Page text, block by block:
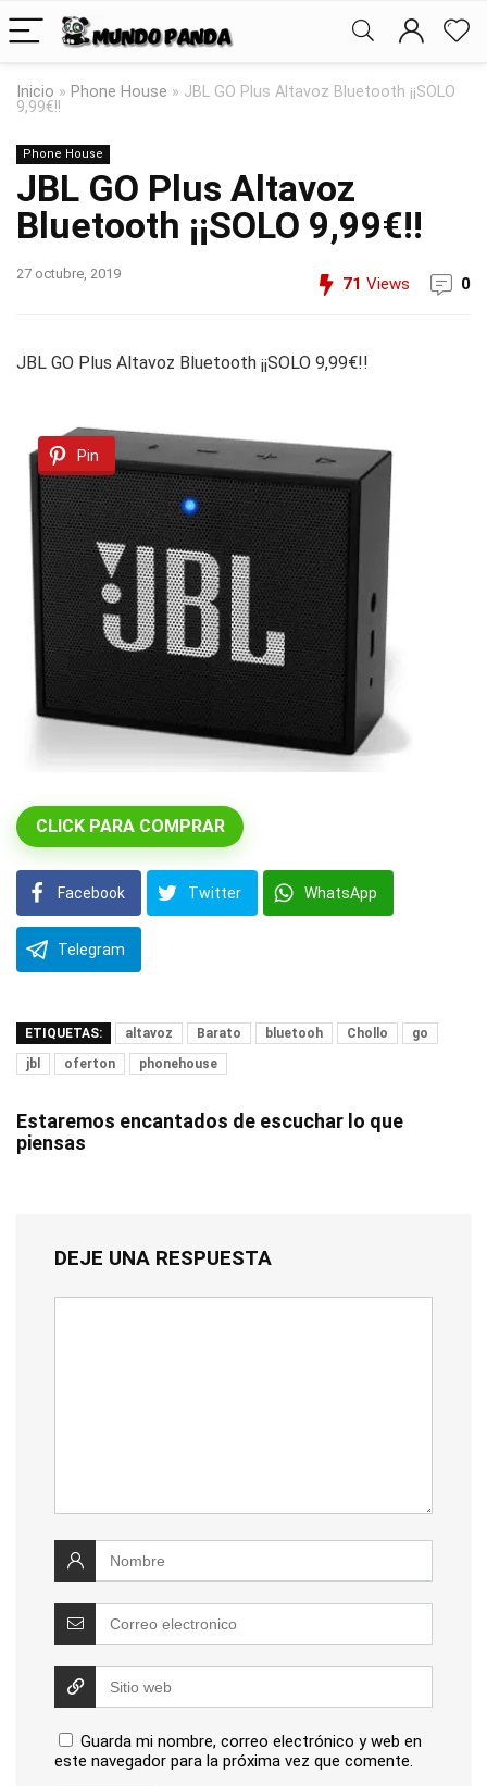
Inicio » Phone House » JBL GO Plus Altavoz Bluetooth ¡¡SOLO
9,99€!!
Phone House
JBL GO Plus Altavoz
Bluetooth ¡¡SOLO 9,99€!!
27 octubre, 2019
71 Views 0
JBL GO Plus Altavoz Bluetooth ¡¡SOLO 9,99€!!
Pin
CLICK PARA COMPRAR
Facebook Twitter WhatsApp
Telegram
ETIQUETAS: altavoz Barato bluetooh Chollo
go
jbl
oferton phonehouse
Estaremos encantados de escuchar lo que
piensas
DEJE UNA RESPUESTA
Guarda mi nombre, correo electrónico y web en
este navegador para la próxima vez que comente.